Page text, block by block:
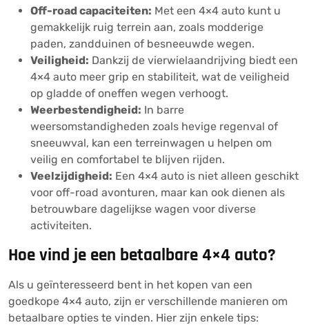
Off-road capaciteiten: Met een 4×4 auto kunt u
gemakkelijk ruig terrein aan, zoals modderige
paden, zandduinen of besneeuwde wegen.
Veiligheid: Dankzij de vierwielaandrijving biedt een
4×4 auto meer grip en stabiliteit, wat de veiligheid
op gladde of oneffen wegen verhoogt.
Weerbestendigheid: In barre
weersomstandigheden zoals hevige regenval of
sneeuwval, kan een terreinwagen u helpen om
veilig en comfortabel te blijven rijden.
Veelzijdigheid: Een 4×4 auto is niet alleen geschikt
voor off-road avonturen, maar kan ook dienen als
betrouwbare dagelijkse wagen voor diverse
activiteiten.
Hoe vind je een betaalbare 4×4 auto?
Als u geïnteresseerd bent in het kopen van een
goedkope 4×4 auto, zijn er verschillende manieren om
betaalbare opties te vinden. Hier zijn enkele tips: